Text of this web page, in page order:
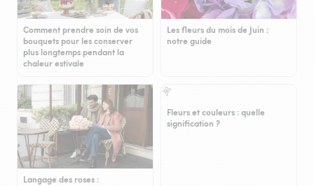
Comment prendre soin de vos
bouquets pour les conserver
plus longtemps pendant la
chaleur estivale
Les fleurs du mois de Juin :
notre guide
Langage des roses :
Fleurs et couleurs : quelle
signification ?